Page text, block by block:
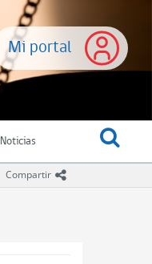
Mi portal
Noticias
Compartir icono compartir